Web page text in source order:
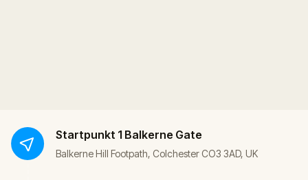
Startpunkt 1 Balkerne Gate
Balkerne Hill Footpath, Colchester CO3 3AD, UK